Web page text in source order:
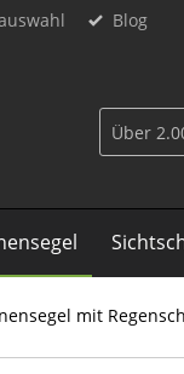
Blog
mit